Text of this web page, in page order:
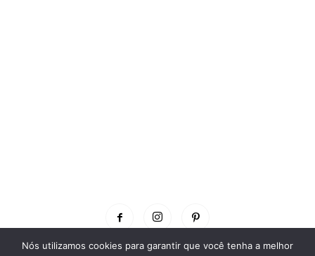
Nós utilizamos cookies para garantir que você tenha a melhor